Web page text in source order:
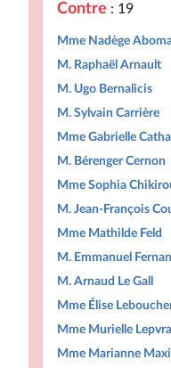
Contre : 19
Mme Nadège
M. Raphaël Arnault
M. Ugo Bernalicis
M. Sylvain Carrière
Mme Gabrielle
M. Bérenger Cernon
Mme Sophia
M. Jean-François
Mme Mathilde Feld
M. Emmanuel
M. Arnaud Le Gall
Mme Élise
Mme Murielle
Mme Marianne